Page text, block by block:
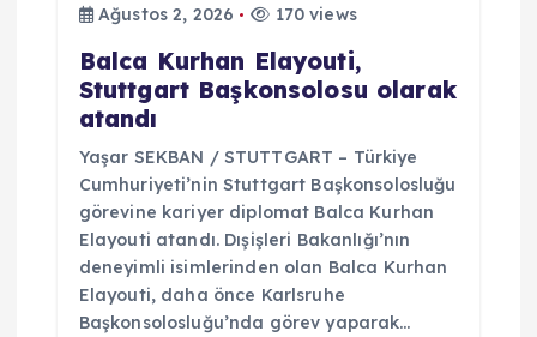
Ağustos 2, 2026
170 views
Balca Kurhan Elayouti,
Stuttgart Başkonsolosu olarak
atandı
Yaşar SEKBAN / STUTTGART – Türkiye
Cumhuriyeti’nin Stuttgart Başkonsolosluğu
görevine kariyer diplomat Balca Kurhan
Elayouti atandı. Dışişleri Bakanlığı’nın
deneyimli isimlerinden olan Balca Kurhan
Elayouti, daha önce Karlsruhe
Başkonsolosluğu’nda görev yaparak…